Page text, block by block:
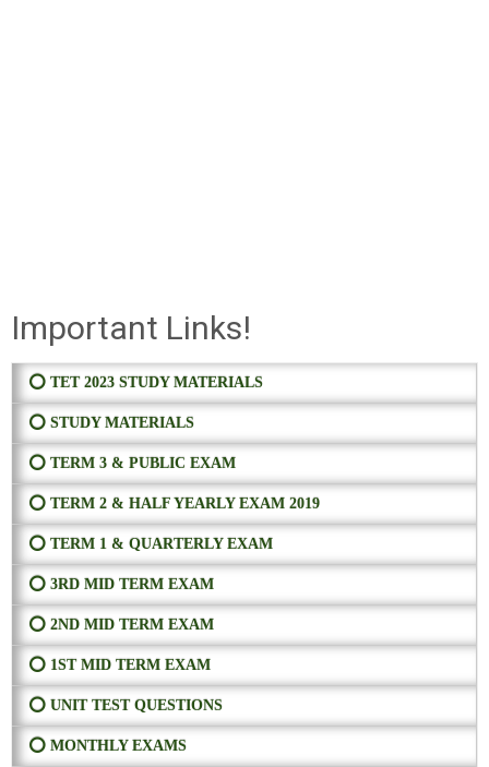
Important Links!
⭕ TET 2023 STUDY MATERIALS
⭕ STUDY MATERIALS
⭕ TERM 3 & PUBLIC EXAM
⭕ TERM 2 & HALF YEARLY EXAM 2019
⭕ TERM 1 & QUARTERLY EXAM
⭕ 3RD MID TERM EXAM
⭕ 2ND MID TERM EXAM
⭕ 1ST MID TERM EXAM
⭕ UNIT TEST QUESTIONS
⭕ MONTHLY EXAMS